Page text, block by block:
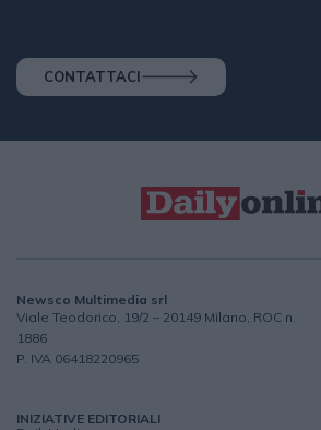
CONTATTACI
Newsco Multimedia srl
Viale Teodorico, 19/2 – 20149 Milano, ROC n.
1886
P. IVA 06418220965
INIZIATIVE EDITORIALI